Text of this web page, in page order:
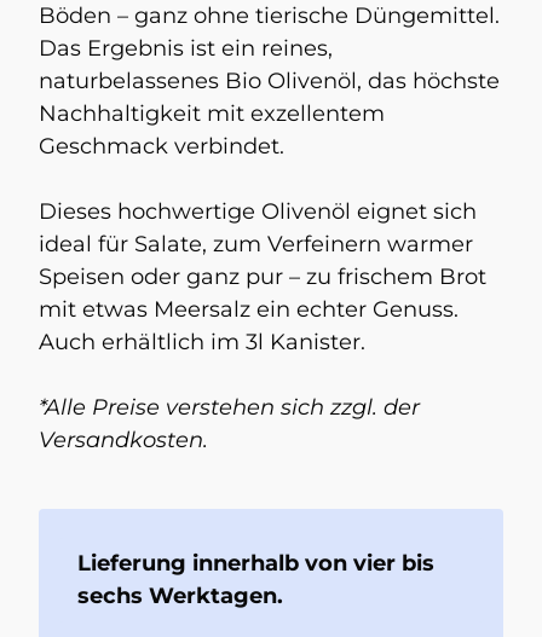
Böden – ganz ohne tierische Düngemittel.
Das Ergebnis ist ein reines,
naturbelassenes Bio Olivenöl, das höchste
Nachhaltigkeit mit exzellentem
Geschmack verbindet.
Dieses hochwertige Olivenöl eignet sich
ideal für Salate, zum Verfeinern warmer
Speisen oder ganz pur – zu frischem Brot
mit etwas Meersalz ein echter Genuss.
Auch erhältlich im 3l Kanister.
*Alle Preise verstehen sich zzgl. der
Versandkosten.
Lieferung innerhalb von vier bis
sechs Werktagen.